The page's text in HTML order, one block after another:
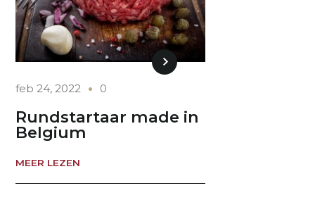
feb 24, 2022 0
Rundstartaar made in
Belgium
MEER LEZEN